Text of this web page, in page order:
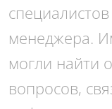
менеджера.
могли найти
вопросов,